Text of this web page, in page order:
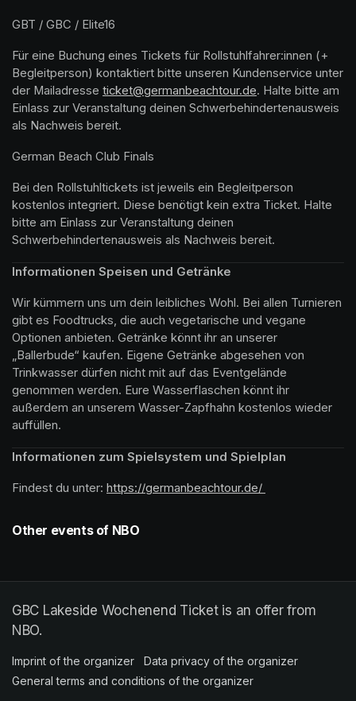
GBT / GBC / Elite16
Für eine Buchung eines Tickets für Rollstuhlfahrer:innen (+
Begleitperson) kontaktiert bitte unseren Kundenservice unter
der Mailadresse (opens in a new tab)
ticket@germanbeachtour.de(opens in a new
. Halte bitte am
Einlass zur Veranstaltung deinen Schwerbehindertenausweis
als Nachweis bereit.
German Beach Club Finals
Bei den Rollstuhltickets ist jeweils ein Begleitperson
kostenlos integriert. Diese benötigt kein extra Ticket. Halte
bitte am Einlass zur Veranstaltung deinen
Schwerbehindertenausweis als Nachweis bereit.
Informationen Speisen und Getränke
Wir kümmern uns um dein leibliches Wohl. Bei allen Turnieren
gibt es Foodtrucks, die auch vegetarische und vegane
Optionen anbieten. Getränke könnt ihr an unserer
„Ballerbude“ kaufen. Eigene Getränke abgesehen von
Trinkwasser dürfen nicht mit auf das Eventgelände
genommen werden. Eure Wasserflaschen könnt ihr
außerdem an unserem Wasser-Zapfhahn kostenlos wieder
auffüllen.
Informationen zum Spielsystem und Spielplan
Findest du unter: https://germanbeachtour.de/
Other events of NBO
GBC Lakeside Wochenend Ticket is an offer from
NBO.
Imprint of the organizer (opens in a new tab)
Data privacy of the organizer
General terms and conditions of the organizer